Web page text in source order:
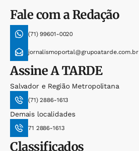
Fale com a Redação
(71) 99601-0020
jornalismoportal@grupoatarde.com.br
AssineA TARDE
Salvador e Região Metropolitana
(71) 2886-1613
Demais localidades
71 2886-1613
Classificados